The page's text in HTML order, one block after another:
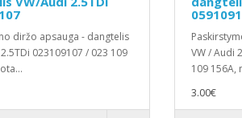
diržo apsauga - dangtelis
023109107 / 023 109
VW / Audi
109 156A,
3.00€